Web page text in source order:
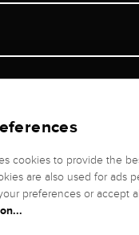
newsletter
cookies to provide the
are also used for ads
preferences or accept